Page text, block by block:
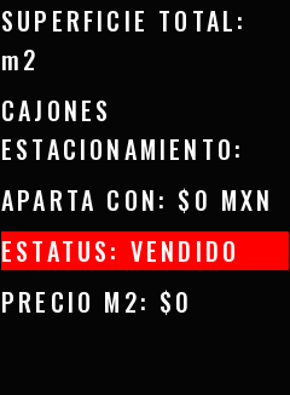
SUPERFICIE TOTAL:
m2
CAJONES
ESTACIONAMIENTO:
APARTA CON: $0 MXN
ESTATUS: VENDIDO
PRECIO M2: $0